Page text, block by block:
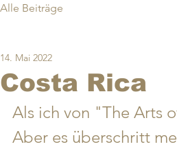
Alle Beiträge
Costa Rica
14. Mai 2022
Als ich von "The Arts
Aber es überschritt